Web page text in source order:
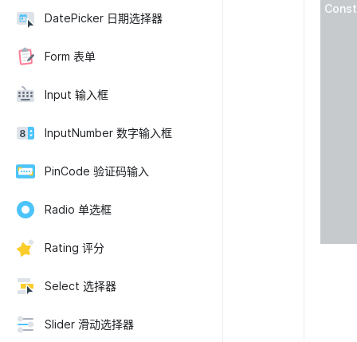
DatePicker 日期选择器
Form 表单
Input 输入框
InputNumber 数字输入框
PinCode 验证码输入
Radio 单选框
Rating 评分
Select 选择器
Slider 滑动选择器